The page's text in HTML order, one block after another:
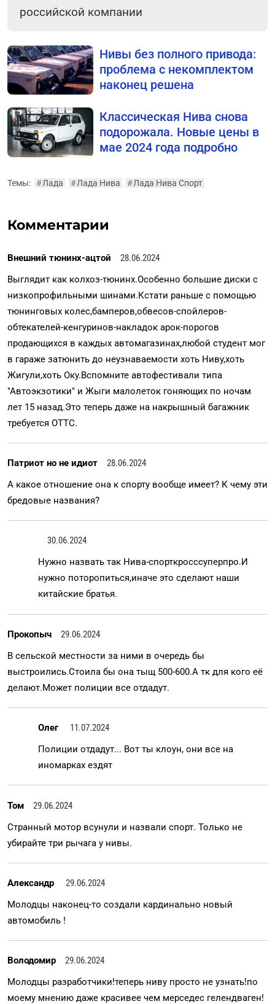
российской компании
Нивы без полного привода:
проблема с некомплектом
наконец решена
Классическая Нива снова
подорожала. Новые цены в
мае 2024 года подробно
Темы: #Лада #Лада Нива #Лада Нива Спорт
Комментарии
Внешний тюнинх-ацтой
28.06.2024
Выглядит как колхоз-тюнинх.Особенно большие диски с
низкопрофильными шинами.Кстати раньше с помощью
тюнинговых колес,бамперов,обвесов-спойлеров-
обтекателей-кенгуринов-накладок арок-порогов
продающихся в каждых автомагазинах,любой студент мог
в гараже затюнить до неузнаваемости хоть Ниву,хоть
Жигули,хоть Оку.Вспомните автофестивали типа
"Автоэкзотики" и Жыги малолеток гоняющих по ночам
лет 15 назад.Это теперь даже на накрышный багажник
требуется ОТТС.
Патриот но не идиот
28.06.2024
А какое отношение она к спорту вообще имеет? К чему эти
бредовые названия?
30.06.2024
Нужно назвать так Нива-спорткросссуперпро.И
нужно поторопиться,иначе это сделают наши
китайские братья.
Прокопыч
29.06.2024
В сельской местности за ними в очередь бы
выстроились.Стоила бы она тыщ 500-600.А тк для кого её
делают.Может полиции все отдадут.
Олег
11.07.2024
Полиции отдадут... Вот ты клоун, они все на
иномарках ездят
Том
29.06.2024
Странный мотор всунули и назвали спорт. Только не
убирайте три рычага у нивы.
Александр
29.06.2024
Молодцы наконец-то создали кардинально новый
автомобиль !
Володомир
29.06.2024
Молодцы разработчики!теперь ниву просто не узнать!по
моему мнению даже красивее чем мерседес гелендваген!